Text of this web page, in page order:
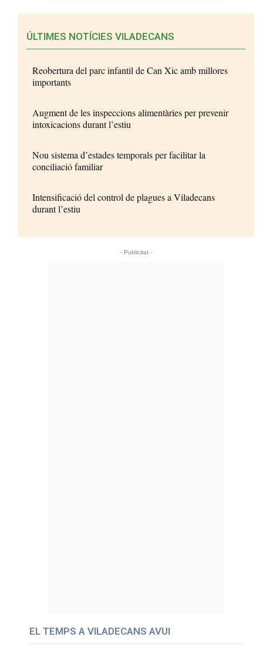
ÚLTIMES NOTÍCIES VILADECANS
Reobertura del parc infantil de Can Xic amb millores
importants
Augment de les inspeccions alimentàries per prevenir
intoxicacions durant l’estiu
Nou sistema d’estades temporals per facilitar la
conciliació familiar
Intensificació del control de plagues a Viladecans
durant l’estiu
- Publicitat -
EL TEMPS A VILADECANS AVUI